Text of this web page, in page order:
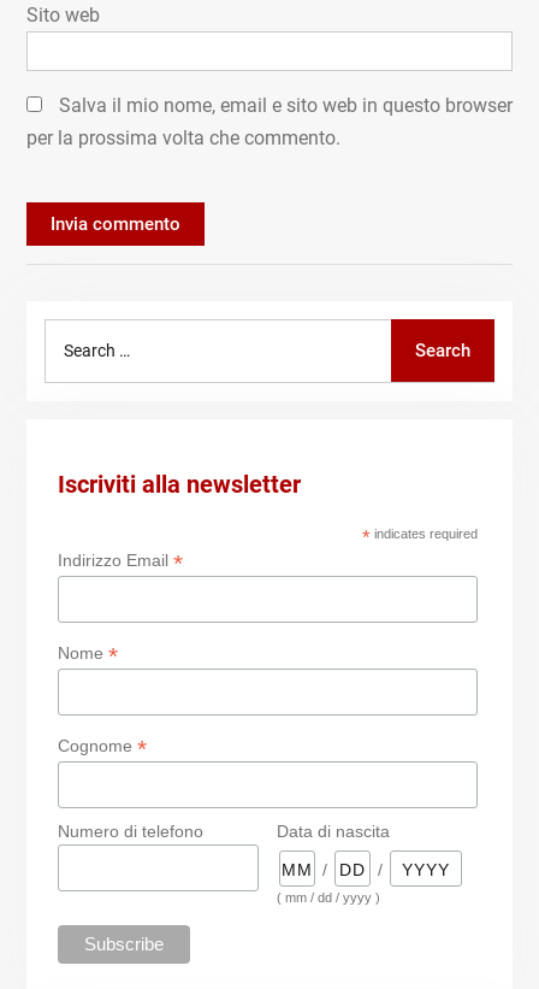
Sito web
Salva il mio nome, email e sito web in questo browser
per la prossima volta che commento.
Search
Iscriviti alla newsletter
*indicates required
Indirizzo Email *
Nome *
Cognome *
Numero di telefono
Data di nascita
/
/
( mm / dd / yyyy )